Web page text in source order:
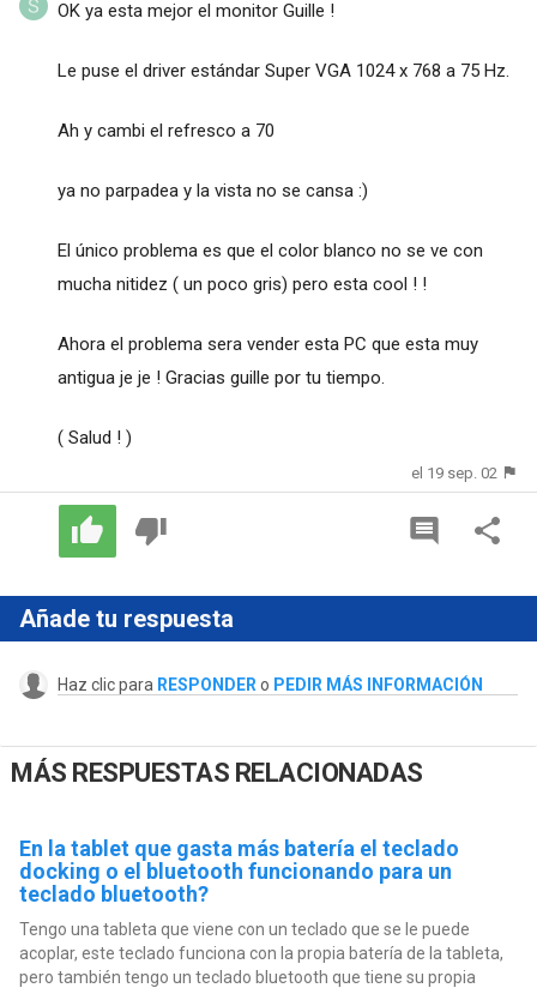
OK ya esta mejor el monitor Guille !
Le puse el driver estándar Super VGA 1024 x 768 a 75 Hz.
Ah y cambi el refresco a 70
ya no parpadea y la vista no se cansa :)
El único problema es que el color blanco no se ve con
mucha nitidez ( un poco gris) pero esta cool ! !
Ahora el problema sera vender esta PC que esta muy
antigua je je ! Gracias guille por tu tiempo.
( Salud ! )
el 19 sep. 02
Añade tu respuesta
Haz clic para RESPONDER o PEDIR MÁS INFORMACIÓN
MÁS RESPUESTAS RELACIONADAS
En la tablet que gasta más batería el teclado
docking o el bluetooth funcionando para un
teclado bluetooth?
Tengo una tableta que viene con un teclado que se le puede
acoplar, este teclado funciona con la propia batería de la tableta,
pero también tengo un teclado bluetooth que tiene su propia